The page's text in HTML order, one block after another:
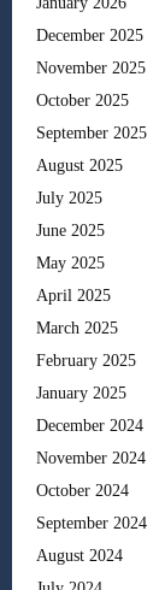
December 2025
November 2025
October 2025
September 2025
August 2025
July 2025
June 2025
May 2025
April 2025
March 2025
February 2025
January 2025
December 2024
November 2024
October 2024
September 2024
August 2024